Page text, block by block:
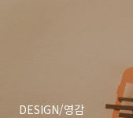
DESIGN/영감